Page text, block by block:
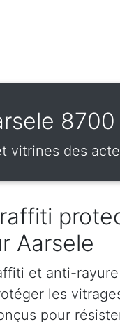
8700
des
Aarsele
et anti-
les
pour